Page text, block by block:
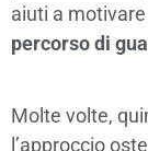
aiuti a
percorso di
Molte volte,
l’approccio